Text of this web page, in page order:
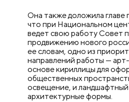
Она также доложила главе
что при Национальном
ведет свою работу Совет
продвижению нового
ее словам, одно из
направлений работы —
основе кириллицы для
общественных
освещение, и ландшафтный
архитектурные формы.